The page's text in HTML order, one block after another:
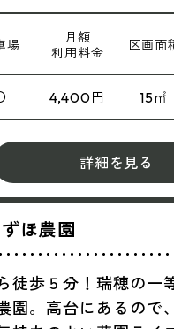
場
月額
利用料金
区画面
4,400円 15㎡
詳細を見る
ほ農園
徒歩５分！瑞穂の一
園。高台にあるので